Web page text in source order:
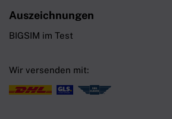
Auszeichnungen
BIGSIM im Test
Wir versenden mit: